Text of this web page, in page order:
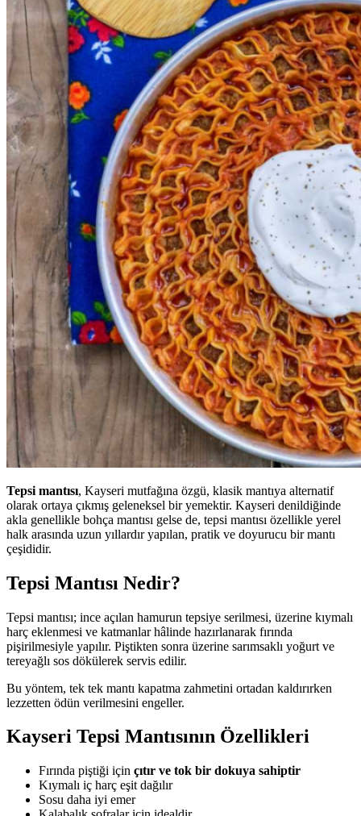
Tepsi mantısı, Kayseri mutfağına özgü, klasik mantıya alternatif
olarak ortaya çıkmış geleneksel bir yemektir. Kayseri denildiğinde
akla genellikle bohça mantısı gelse de, tepsi mantısı özellikle yerel
halk arasında uzun yıllardır yapılan, pratik ve doyurucu bir mantı
çeşididir.
Tepsi Mantısı Nedir?
Tepsi mantısı; ince açılan hamurun tepsiye serilmesi, üzerine kıymalı
harç eklenmesi ve katmanlar hâlinde hazırlanarak fırında
pişirilmesiyle yapılır. Piştikten sonra üzerine sarımsaklı yoğurt ve
tereyağlı sos dökülerek servis edilir.
Bu yöntem, tek tek mantı kapatma zahmetini ortadan kaldırırken
lezzetten ödün verilmesini engeller.
Kayseri Tepsi Mantısının Özellikleri
Fırında piştiği için çıtır ve tok bir dokuya sahiptir
Kıymalı iç harç eşit dağılır
Sosu daha iyi emer